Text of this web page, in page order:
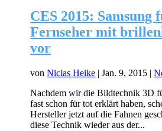
CES 2015: Samsung
Fernseher mit
vor
vonNiclas Heike |Jan. 9, 2015 |
Nachdem wir die Bildtechnik 3D
fast schon für tot erklärt haben,
Hersteller jetzt auf die Fahnen
diese Technik wieder aus der...